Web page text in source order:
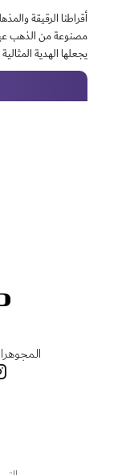
أقراطنا الرقيقة
يجعلها الهدية